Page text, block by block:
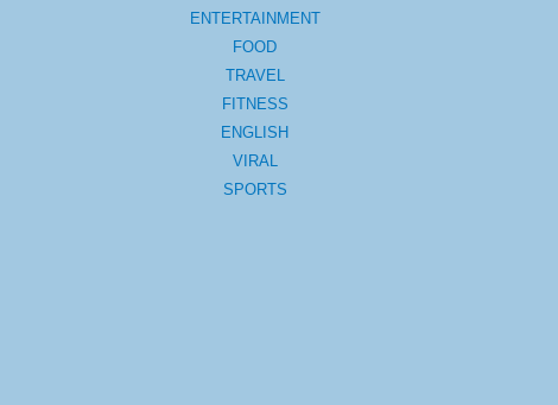
ENTERTAINMENT
FOOD
TRAVEL
FITNESS
ENGLISH
VIRAL
SPORTS